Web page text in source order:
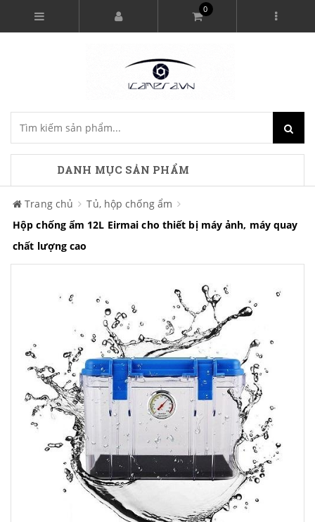
0
DANH MỤC SẢN PHẨM
Trang chủ
Tủ, hộp chống ẩm
Hộp chống ẩm 12L Eirmai cho thiết bị máy ảnh, máy quay
chất lượng cao